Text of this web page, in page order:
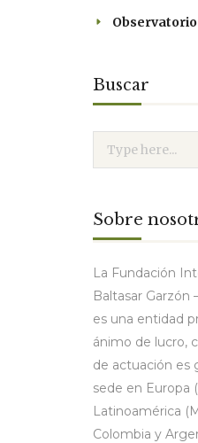
Buscar
Sobre
La Fundación
Baltasar Garzón
es una entidad
ánimo de lucro,
de actuación es
sede en Europa
Latinoamérica
Colombia y